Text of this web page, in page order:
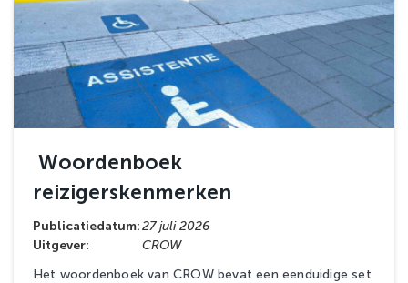
Woordenboek
reizigerskenmerken
Publicatiedatum:27 juli 2026
Uitgever:
CROW
Het woordenboek van CROW bevat een eenduidige set